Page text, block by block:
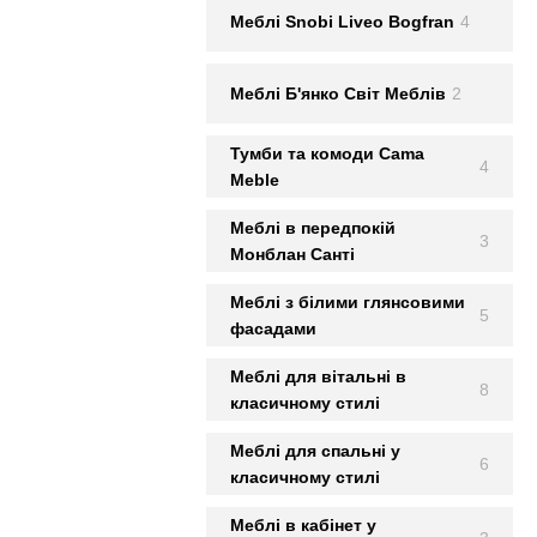
Меблi Snobi Liveo Bogfran 4
Меблi Б'янко Світ Меблів 2
Тумби та комоди Cama
Meble
4
Меблі в передпокій
Монблан Сантi
3
Меблі з білими глянсовими
фасадами
5
Меблі для вітальні в
класичному стилі
8
Меблі для спальні у
класичному стилі
6
Меблі в кабінет у